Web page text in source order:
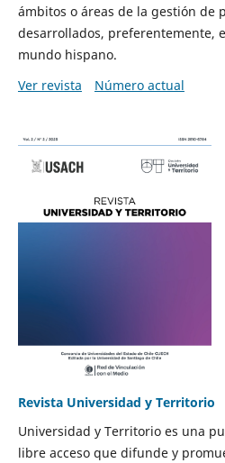
ámbitos o áreas de la gestión de
desarrollados, preferentemente,
mundo hispano.
Ver revista
Número actual
Revista Universidad y Territorio
Universidad y Territorio es una
libre acceso que difunde y